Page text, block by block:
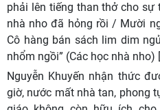
phải lên tiếng than thở cho sự
nhà nho đã hỏng rồi / Mười
Cô hàng bán sách lim dim
nhổm ngồi” (Các học nhà nho)
Nguyễn Khuyến nhận thức
giờ, nước mất nhà tan, phong